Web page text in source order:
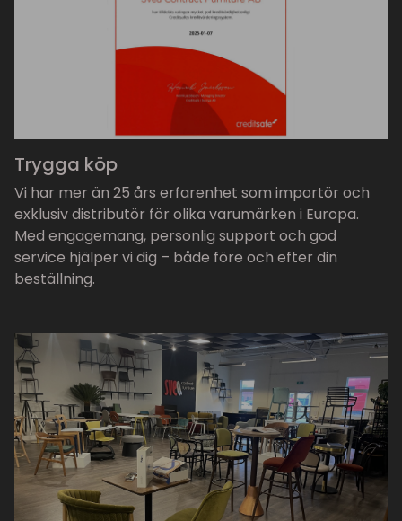
Trygga köp
Vi har mer än 25 års erfarenhet som importör och
exklusiv distributör för olika varumärken i Europa.
Med engagemang, personlig support och god
service hjälper vi dig – både före och efter din
beställning.